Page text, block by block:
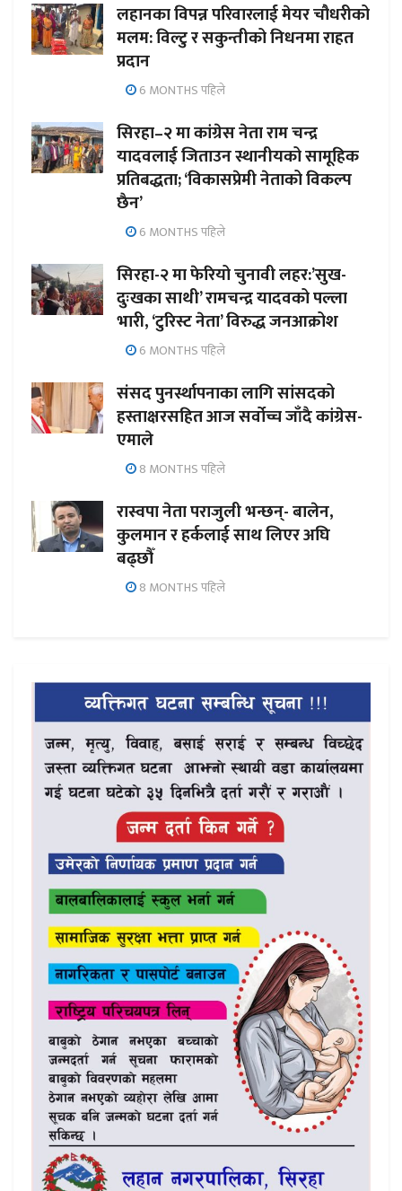
लहानका विपन्न परिवारलाई मेयर चौधरीको
मलम: विल्टु र सकुन्तीको निधनमा राहत
प्रदान
6 MONTHS पहिले
सिरहा–२ मा कांग्रेस नेता राम चन्द्र
यादवलाई जिताउन स्थानीयको सामूहिक
प्रतिबद्धता; ‘विकासप्रेमी नेताको विकल्प
छैन’
6 MONTHS पहिले
सिरहा-२ मा फेरियो चुनावी लहर:’सुख-
दुःखका साथी’ रामचन्द्र यादवको पल्ला
भारी, ‘टुरिस्ट नेता’ विरुद्ध जनआक्रोश
6 MONTHS पहिले
संसद पुनर्स्थापनाका लागि सांसदको
हस्ताक्षरसहित आज सर्वोच्च जाँदै कांग्रेस-
एमाले
8 MONTHS पहिले
रास्वपा नेता पराजुली भन्छन्- बालेन,
कुलमान र हर्कलाई साथ लिएर अघि
बढ्छौँ
8 MONTHS पहिले